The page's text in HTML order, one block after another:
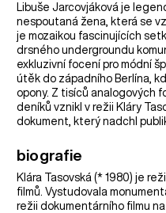
Libuše Jarcovjáková je
nespoutaná žena, která se
je mozaikou fascinujících
drsného undergroundu
exkluzivní focení pro módní
útěk do západního Berlína,
opony. Z tisíců analogových
deníků vznikl v režii Kláry
dokument, který nadchl
biografie
Klára Tasovská (* 1980) je
filmů. Vystudovala
režii dokumentárního filmu